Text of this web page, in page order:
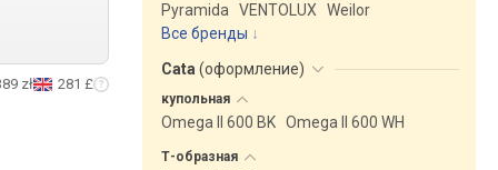
zł 281 £
Pyramida
VENTOLUX
Weilor
Все бренды
Cata (оформление)
купольная
Omega II 600 BK Omega II 600 WH
Т-образная